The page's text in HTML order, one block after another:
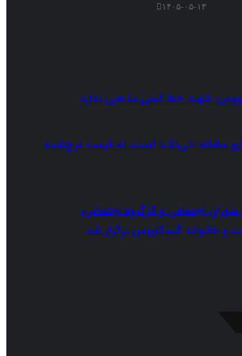
در بیمارستان پیامبر اعظم (ص) گنبد
۲ پزشک دیگر یعنی متخصص بیهوشی و
خواستار حضور تمام وقت هستند، سخت
اعظم (ص) گنبدکاووس گفت: اخیرا
پزشکی گلستان با یک جراح قلب دیگر
۱۴۰۵-۰۵-۱۳
شهید خط کشی مذهبی ندارد
سامانه «تی‌تک» است، نه قیمت درج‌شده
اجتماعی و کارگروه اجتماعی،
و خانواده گنبدکاووس برگزار شد